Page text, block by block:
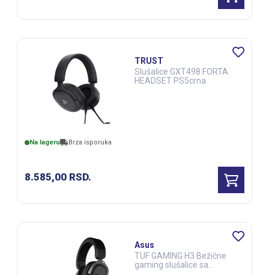
Na lageru Brza isporuka
8.585,00 RSD.
TRUST
Slušalice GXT498 FORTA
HEADSET PS5crna
Asus
TUF GAMING H3 Bežične
gaming slušalice sa